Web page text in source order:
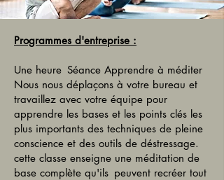
Programmes d'entreprise :
Une heure Séance Apprendre à méditer
Nous nous déplaçons à votre bureau et
travaillez avec votre équipe pour
apprendre les bases et les points clés les
plus importants des techniques de pleine
conscience et des outils de déstressage.
cette classe enseigne une méditation de
base complète qu'ils peuvent recréer tout